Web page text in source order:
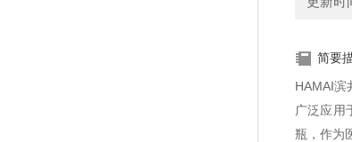
简要
HAMAI滨
广泛应用
瓶，作为